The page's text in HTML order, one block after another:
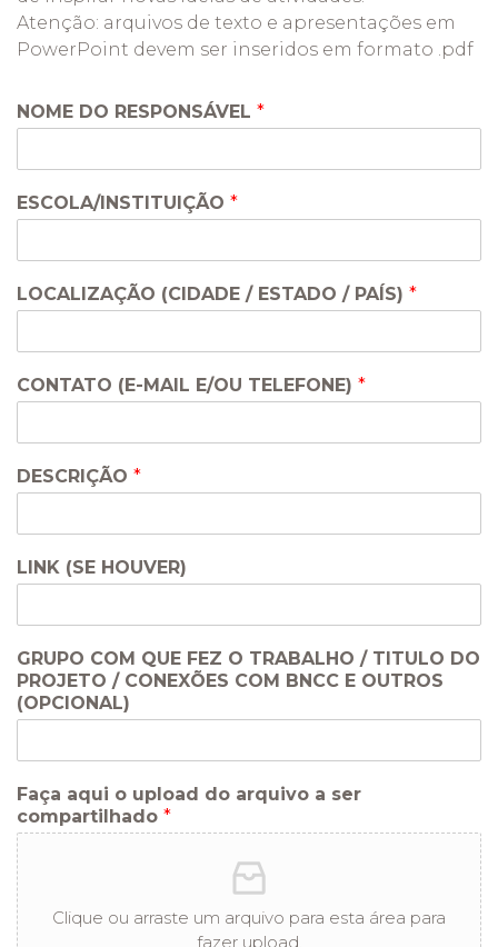
Atenção: arquivos de texto e apresentações em
PowerPoint devem ser inseridos em formato .pdf
NOME DO RESPONSÁVEL *
ESCOLA/INSTITUIÇÃO *
LOCALIZAÇÃO (CIDADE / ESTADO / PAÍS) *
CONTATO (E-MAIL E/OU TELEFONE) *
DESCRIÇÃO *
LINK (SE HOUVER)
GRUPO COM QUE FEZ O TRABALHO / TITULO DO
PROJETO / CONEXÕES COM BNCC E OUTROS
(OPCIONAL)
Faça aqui o upload do arquivo a ser
compartilhado *
Clique ou arraste um arquivo para esta área para
fazer upload.